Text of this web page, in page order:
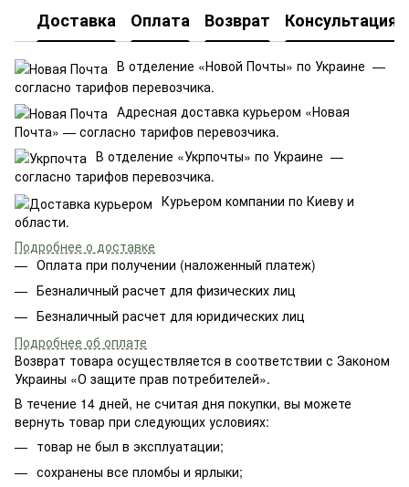
Доставка Оплата Возврат Консультация
В отделение «Новой Почты» по Украине —
согласно тарифов перевозчика.
Адресная доставка курьером «Новая
Почта» — согласно тарифов перевозчика.
В отделение «Укрпочты» по Украине —
согласно тарифов перевозчика.
Курьером компании по Киеву и
области.
Подробнее о доставке
Оплата при получении (наложенный платеж)
Безналичный расчет для физических лиц
Безналичный расчет для юридических лиц
Подробнее об оплате
Возврат товара осуществляется в соответствии с Законом
Украины «О защите прав потребителей».
В течение 14 дней, не считая дня покупки, вы можете
вернуть товар при следующих условиях:
товар не был в эксплуатации;
сохранены все пломбы и ярлыки;